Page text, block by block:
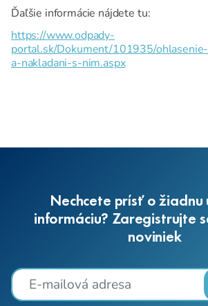
Ďaľšie informácie nájdete tu:
https://www.odpady-
portal.sk/Dokument/101935/
a-nakladani-s-nim.aspx
Nechcete prísť o žiadnu
informáciu? Zaregistrujte
noviniek